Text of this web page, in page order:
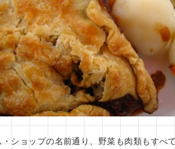
・ショップの名前通り、野菜も肉類もすべ